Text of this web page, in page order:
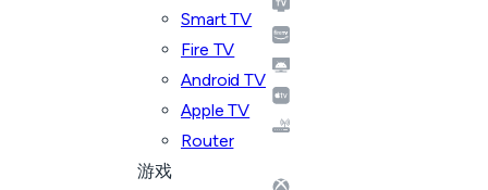
Smart TV
Fire TV
Android TV
Apple TV
Router
游戏